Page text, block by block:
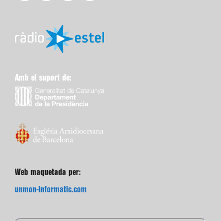
Amb el suport de:
Web maquetada per:
unmon-informatic.com